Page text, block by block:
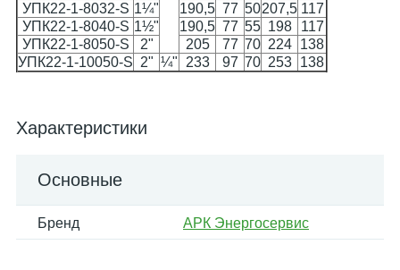
УПК22-1-8032-S 1¼" 190,5 77 50207,5 117
УПК22-1-8040-S 1½" 190,5 77 55 198
117
УПК22-1-8050-S
2" 205 77 70 224
138
УПК22-1-10050-S 2" ¼" 233 97 70 253 138
Характеристики
Основные
Бренд АРК Энергосервис